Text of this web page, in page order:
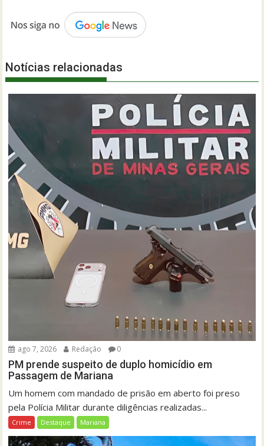
Notícias relacionadas
ago 7, 2026 Redação 0
PM prende suspeito de duplo homicídio em
Passagem de Mariana
Um homem com mandado de prisão em aberto foi preso
pela Polícia Militar durante diligências realizadas...
Crime Destaque Mariana